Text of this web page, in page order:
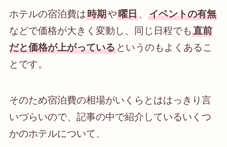
ホテルの宿泊費は時期や曜日、 イベントの有無
などで価格が大きく変動し、同じ日程でも 直前
だと価格が上がっているというのもよくあるこ
とです。
そのため宿泊費の相場がいくらとははっきり言
いづらいので、記事の中で紹介しているいくつ
かのホテルについて、